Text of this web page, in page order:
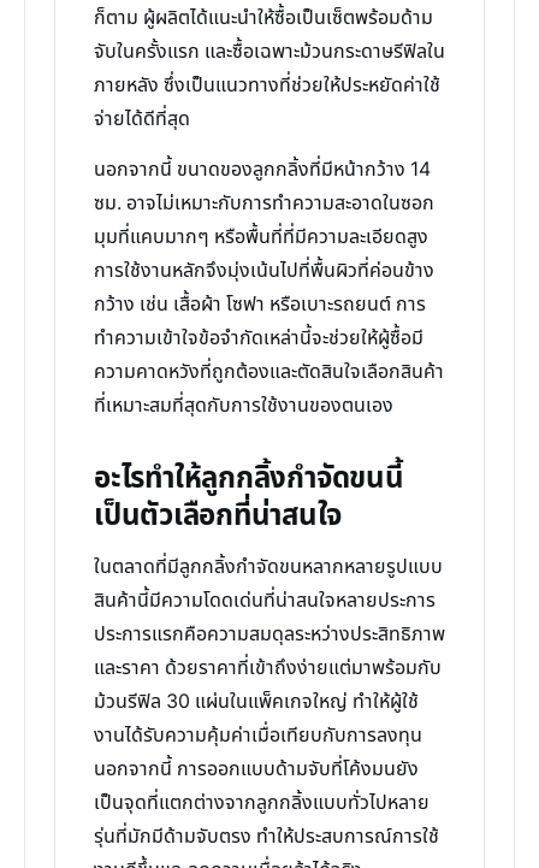
ก็ตาม ผู้ผลิตได้แนะนำให้ซื้อเป็นเซ็ตพร้อมด้าม
จับในครั้งแรก และซื้อเฉพาะม้วนกระดาษรีฟิลใน
ภายหลัง ซึ่งเป็นแนวทางที่ช่วยให้ประหยัดค่าใช้
จ่ายได้ดีที่สุด
นอกจากนี้ ขนาดของลูกกลิ้งที่มีหน้ากว้าง 14
ซม. อาจไม่เหมาะกับการทำความสะอาดในซอก
มุมที่แคบมากๆ หรือพื้นที่ที่มีความละเอียดสูง
การใช้งานหลักจึงมุ่งเน้นไปที่พื้นผิวที่ค่อนข้าง
กว้าง เช่น เสื้อผ้า โซฟา หรือเบาะรถยนต์ การ
ทำความเข้าใจข้อจำกัดเหล่านี้จะช่วยให้ผู้ซื้อมี
ความคาดหวังที่ถูกต้องและตัดสินใจเลือกสินค้า
ที่เหมาะสมที่สุดกับการใช้งานของตนเอง
อะไรทำให้ลูกกลิ้งกำจัดขนนี้
เป็นตัวเลือกที่น่าสนใจ
ในตลาดที่มีลูกกลิ้งกำจัดขนหลากหลายรูปแบบ
สินค้านี้มีความโดดเด่นที่น่าสนใจหลายประการ
ประการแรกคือความสมดุลระหว่างประสิทธิภาพ
และราคา ด้วยราคาที่เข้าถึงง่ายแต่มาพร้อมกับ
ม้วนรีฟิล 30 แผ่นในแพ็คเกจใหญ่ ทำให้ผู้ใช้
งานได้รับความคุ้มค่าเมื่อเทียบกับการลงทุน
นอกจากนี้ การออกแบบด้ามจับที่โค้งมนยัง
เป็นจุดที่แตกต่างจากลูกกลิ้งแบบทั่วไปหลาย
รุ่นที่มักมีด้ามจับตรง ทำให้ประสบการณ์การใช้